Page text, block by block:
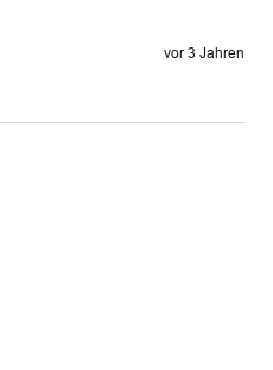
vor 3 Jahren